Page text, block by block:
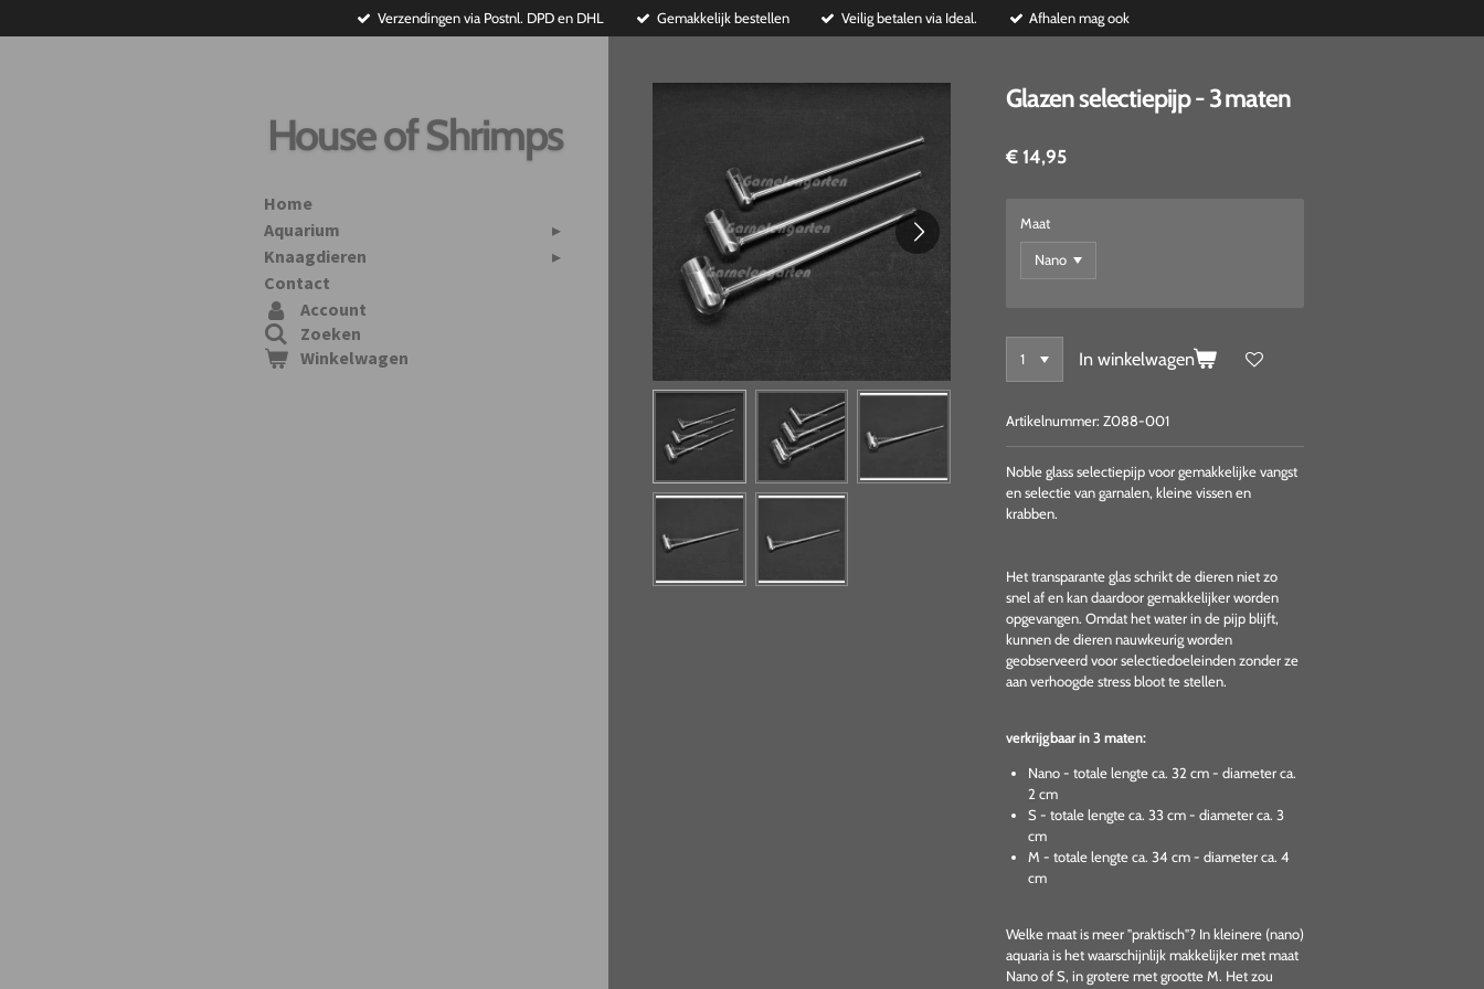
direct
Verzendingen via Postnl. DPD en DHL Gemakkelijk bestellen Veilig betalen via Ideal. Afhalen mag ook
Glazen selectiepijp - 3 maten
€ 14,95
Maat
In winkelwagen
Artikelnummer: Z088-001
Noble glass selectiepijp voor gemakkelijke vangst
en selectie van garnalen, kleine vissen en
krabben.
Het transparante glas schrikt de dieren niet zo
snel af en kan daardoor gemakkelijker worden
opgevangen. Omdat het water in de pijp blijft,
kunnen de dieren nauwkeurig worden
geobserveerd voor selectiedoeleinden zonder ze
aan verhoogde stress bloot te stellen.
verkrijgbaar in 3 maten:
Nano - totale lengte ca. 32 cm - diameter ca.
2 cm
S - totale lengte ca. 33 cm - diameter ca. 3
cm
M - totale lengte ca. 34 cm - diameter ca. 4
cm
Welke maat is meer "praktisch"? In kleinere (nano)
aquaria is het waarschijnlijk makkelijker met maat
Nano of S, in grotere met grootte M. Het zou
House of Shrimps
Home
Aquarium
Knaagdieren
Contact
Account
Zoeken
Winkelwagen